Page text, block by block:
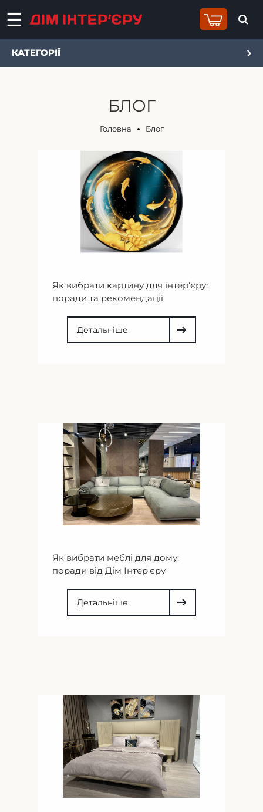
КАТЕГОРІЇ
БЛОГ
Головна Блог
Як вибрати картину для інтер’єру:
поради та рекомендації
Детальніше
Як вибрати меблі для дому:
поради від Дім Інтер'єру
Детальніше